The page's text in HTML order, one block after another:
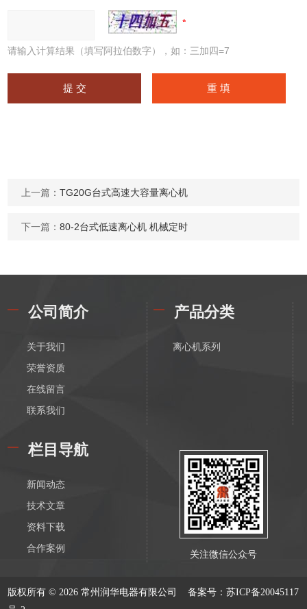
请输入计算结果（填写阿拉伯数字），如：三加四=7
上一篇：TG20G台式高速大容量离心机
下一篇：80-2台式低速离心机 机械定时
公司简介
关于我们
荣誉资质
在线留言
联系我们
产品分类
离心机系列
栏目导航
新闻动态
技术文章
资料下载
合作案例
关注微信公众号
版权所有 © 2026 常州润华电器有限公司备案号：苏ICP备20045117